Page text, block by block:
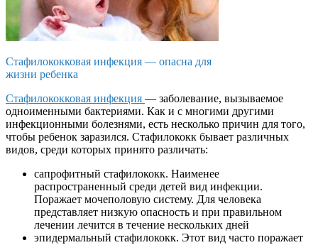
Стафилококковая инфекция — опасна для
жизни ребенка
Стафилококковая инфекция — заболевание, вызываемое
одноименными бактериями. Как и с многими другими
инфекционными болезнями, есть несколько причин для того,
чтобы ребенок заразился. Стафилококк бывает различных
видов, среди которых принято различать:
сапрофитный стафилококк. Наименее
распространенный среди детей вид инфекции.
Поражает мочеполовую систему. Для человека
представляет низкую опасность и при правильном
лечении лечится в течение нескольких дней
эпидермальный стафилококк. Этот вид часто поражает